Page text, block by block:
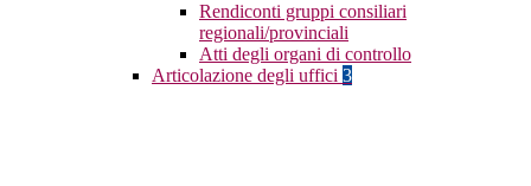
Rendiconti gruppi consiliari
regionali/provinciali
Atti degli organi di controllo
Articolazione degli uffici 3